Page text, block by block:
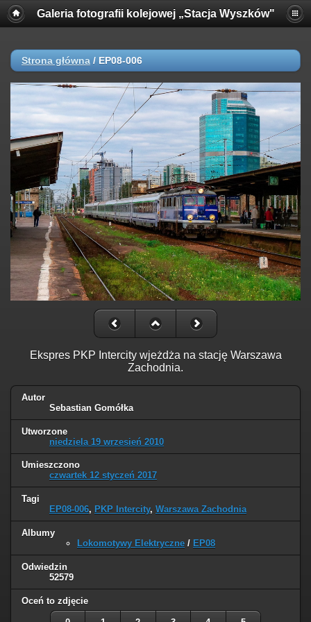
Galeria fotografii kolejowej „Stacja Wyszków"
Strona główna / EP08-006
Ekspres PKP Intercity wjeżdża na stację Warszawa
Zachodnia.
Autor
Sebastian Gomółka
Utworzone
niedziela 19 wrzesień 2010
Umieszczono
czwartek 12 styczeń 2017
Tagi
EP08-006, PKP Intercity, Warszawa Zachodnia
Albumy
Lokomotywy Elektryczne / EP08
Odwiedzin
52579
Oceń to zdjęcie